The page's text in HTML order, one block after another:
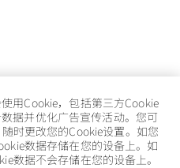
用Cookie，包括第三方Cookie
据并优化广告宣传活动。您可
时更改您的Cookie设置。如您
数据存储在您的设备上。如
数据不会存储在您的设备上。